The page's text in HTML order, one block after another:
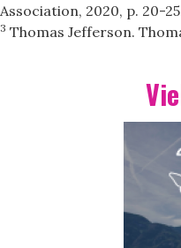
Association, 2020, p. 20-
3 Thomas Jefferson.